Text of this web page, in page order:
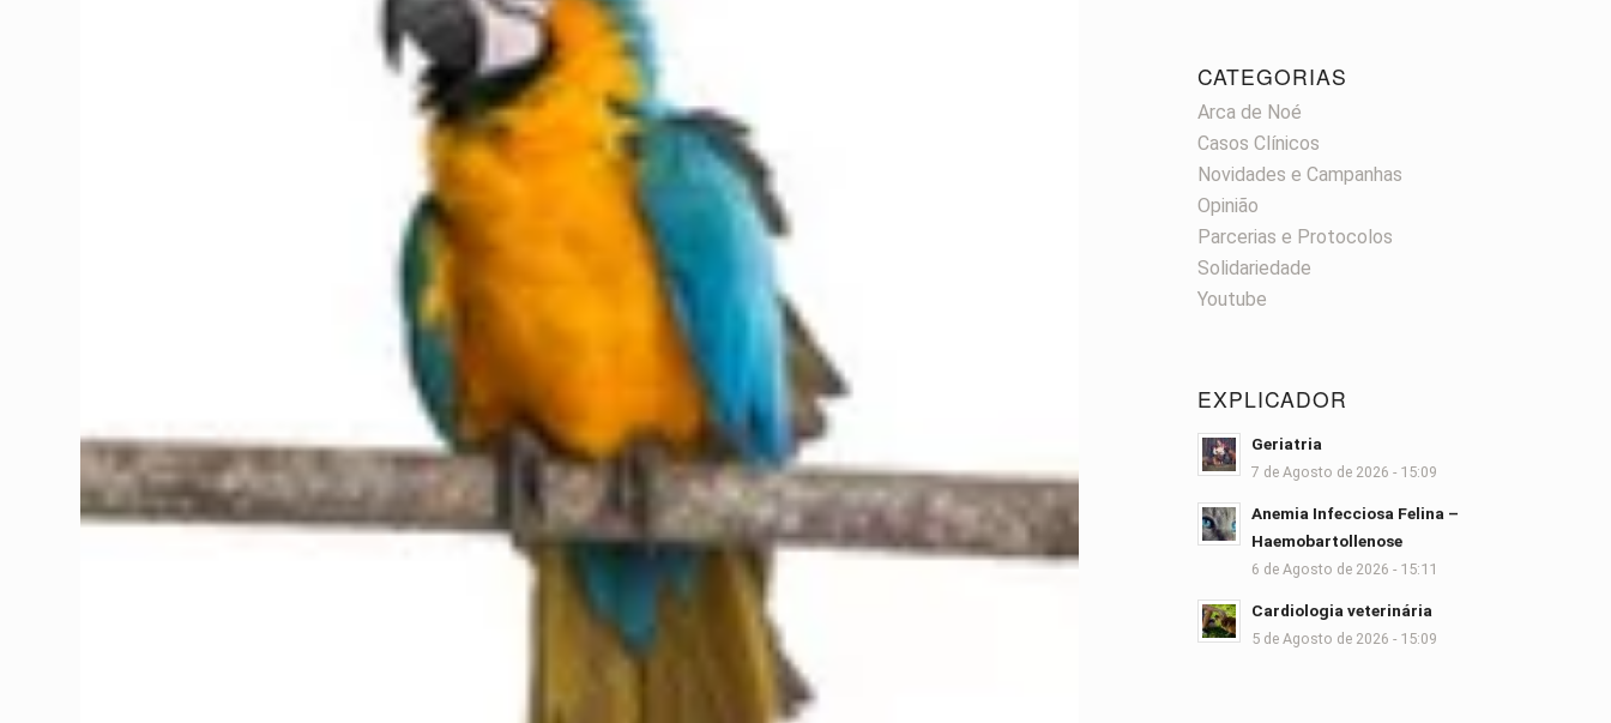
CATEGORIAS
Arca de Noé
Casos Clínicos
Novidades e Campanhas
Opinião
Parcerias e Protocolos
Solidariedade
Youtube
EXPLICADOR
Geriatria
7 de Agosto de 2026 - 15:09
Anemia Infecciosa Felina –
Haemobartollenose
6 de Agosto de 2026 - 15:11
Cardiologia veterinária
5 de Agosto de 2026 - 15:09